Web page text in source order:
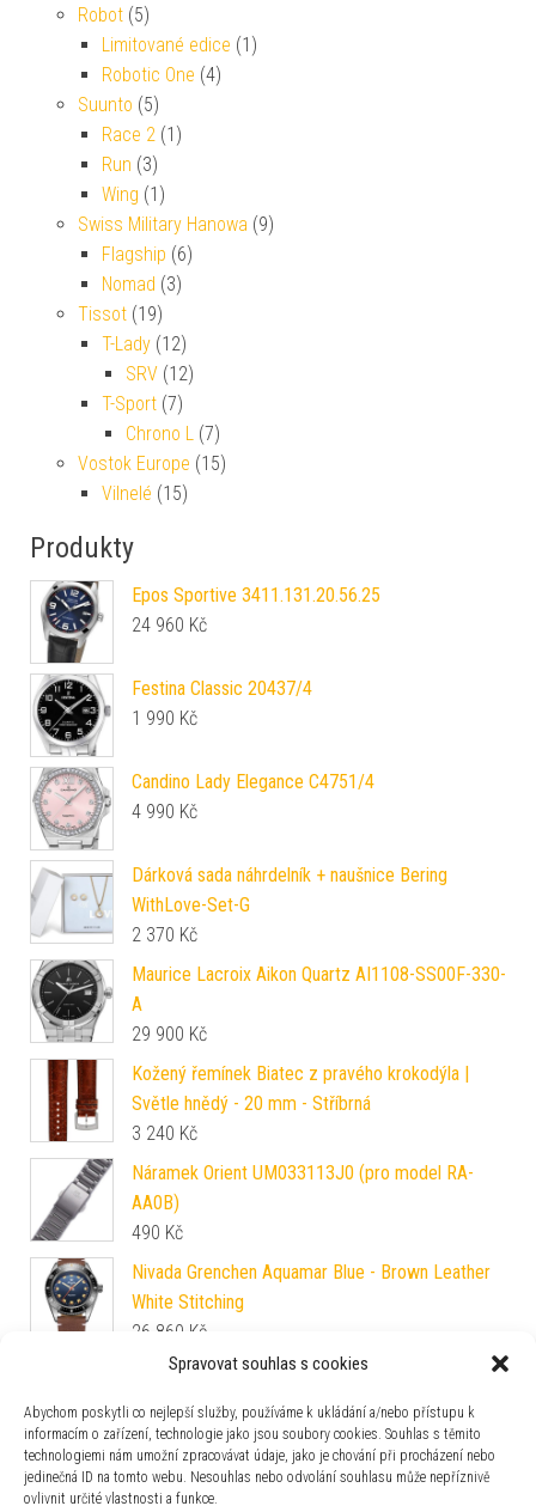
Spravovat souhlas s cookies
Abychom poskytli co nejlepší služby, používáme k ukládání a/nebo přístupu k
informacím o zařízení, technologie jako jsou soubory cookies. Souhlas s těmito
technologiemi nám umožní zpracovávat údaje, jako je chování při procházení nebo
jedinečná ID na tomto webu. Nesouhlas nebo odvolání souhlasu může nepříznivě
ovlivnit určité vlastnosti a funkce.
Robot (5)
Limitované edice (1)
Robotic One (4)
Suunto (5)
Race 2 (1)
Run (3)
Wing (1)
Swiss Military Hanowa (9)
Flagship (6)
Nomad (3)
Tissot (19)
T-Lady (12)
SRV (12)
T-Sport (7)
Chrono L (7)
Vostok Europe (15)
Vilnelé (15)
Produkty
Epos Sportive 3411.131.20.56.25
24 960 Kč
Festina Classic 20437/4
1 990 Kč
Candino Lady Elegance C4751/4
4 990 Kč
Dárková sada náhrdelník + naušnice Bering
WithLove-Set-G
2 370 Kč
Maurice Lacroix Aikon Quartz AI1108-SS00F-330-
A
29 900 Kč
Kožený řemínek Biatec z pravého krokodýla |
Světle hnědý - 20 mm - Stříbrná
3 240 Kč
Náramek Orient UM033113J0 (pro model RA-
AA0B)
490 Kč
Nivada Grenchen Aquamar Blue - Brown Leather
White Stitching
26 860 Kč
Aviator XPRO DIVE 200 V.1.42.2.373.5
15 190Kč
Pouzdro na šperky Friedrich Lederwaren Boho
20134-1